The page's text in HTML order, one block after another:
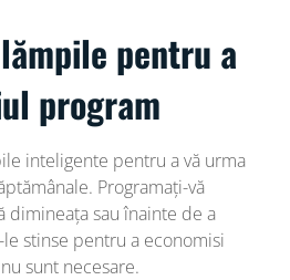
pentru a
program
inteligente pentru a vă urma
Programați-vă
dimineața sau înainte de a
stinse pentru a economisi
sunt necesare.